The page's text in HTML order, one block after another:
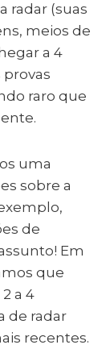
radar (suas
meios de
a 4
provas
raro que
uma
sobre a
de
Em
que
a 4
de radar
recentes.